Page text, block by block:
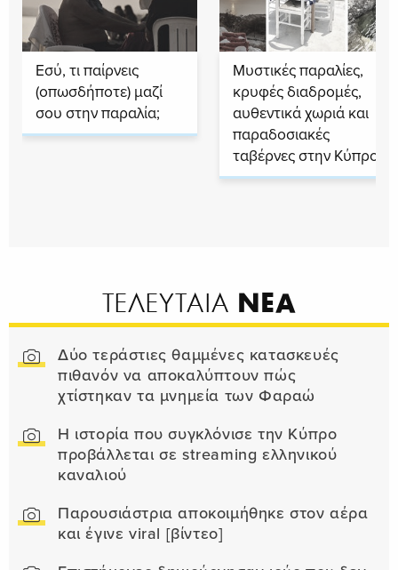
Εσύ, τι παίρνεις
(οπωσδήποτε) μαζί
σου στην παραλία;
Μυστικές παραλίες,
κρυφές διαδρομές,
αυθεντικά χωριά και
παραδοσιακές
ταβέρνες στην Κύπρο
ΤΕΛΕΥΤΑΙΑ ΝΕΑ
Δύο τεράστιες θαμμένες κατασκευές
πιθανόν να αποκαλύπτουν πώς
χτίστηκαν τα μνημεία των Φαραώ
Η ιστορία που συγκλόνισε την Κύπρο
προβάλλεται σε streaming ελληνικού
καναλιού
Παρουσιάστρια αποκοιμήθηκε στον αέρα
και έγινε viral [βίντεο]